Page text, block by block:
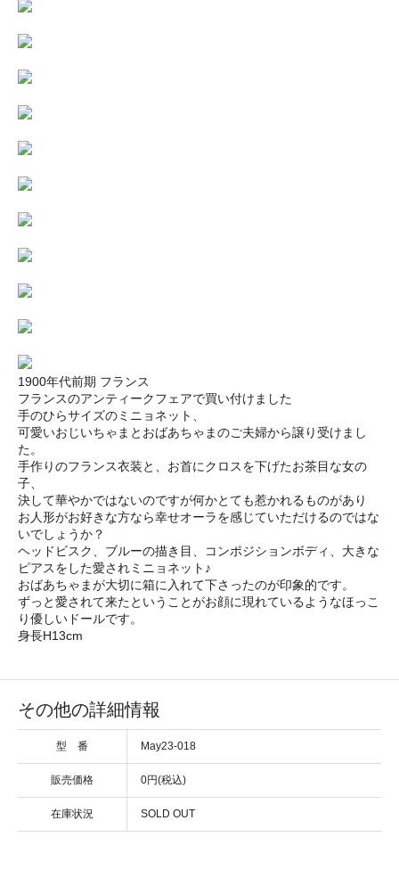
1900年代前期 フランス
フランスのアンティークフェアで買い付けました
手のひらサイズのミニョネット、
可愛いおじいちゃまとおばあちゃまのご夫婦から譲り受けまし
た。
手作りのフランス衣装と、お首にクロスを下げたお茶目な女の
子、
決して華やかではないのですが何かとても惹かれるものがあり
お人形がお好きな方なら幸せオーラを感じていただけるのではな
いでしょうか？
ヘッドビスク、ブルーの描き目、コンポジションボディ、大きな
ピアスをした愛されミニョネット♪
おばあちゃまが大切に箱に入れて下さったのが印象的です。
ずっと愛されて来たということがお顔に現れているようなほっこ
り優しいドールです。
身長H13cm
その他の詳細情報
型 番 May23-018
販売価格 0円(税込)
在庫状況 SOLD OUT